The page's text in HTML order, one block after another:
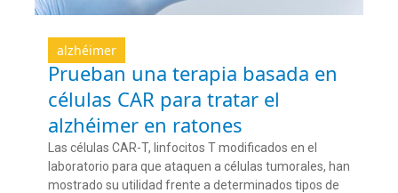
alzhéimer
Prueban una terapia basada en
células CAR para tratar el
alzhéimer en ratones
Las células CAR-T, linfocitos T modificados en el
laboratorio para que ataquen a células tumorales, han
mostrado su utilidad frente a determinados tipos de